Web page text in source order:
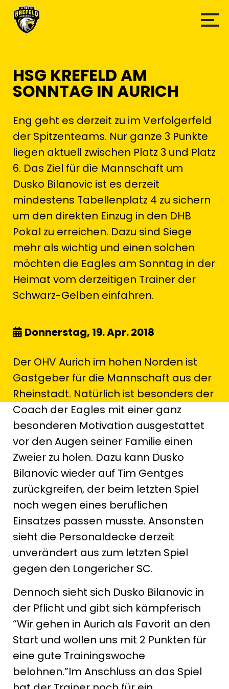
HSG KREFELD AM
SONNTAG IN AURICH
Eng geht es derzeit zu im Verfolgerfeld
der Spitzenteams. Nur ganze 3 Punkte
liegen aktuell zwischen Platz 3 und Platz
6. Das Ziel für die Mannschaft um
Dusko Bilanovic ist es derzeit
mindestens Tabellenplatz 4 zu sichern
um den direkten Einzug in den DHB
Pokal zu erreichen. Dazu sind Siege
mehr als wichtig und einen solchen
möchten die Eagles am Sonntag in der
Heimat vom derzeitigen Trainer der
Schwarz-Gelben einfahren.
Donnerstag, 19. Apr. 2018
Der OHV Aurich im hohen Norden ist
Gastgeber für die Mannschaft aus der
Rheinstadt. Natürlich ist besonders der
Coach der Eagles mit einer ganz
besonderen Motivation ausgestattet
vor den Augen seiner Familie einen
Zweier zu holen. Dazu kann Dusko
Bilanovic wieder auf Tim Gentges
zurückgreifen, der beim letzten Spiel
noch wegen eines beruflichen
Einsatzes passen musste. Ansonsten
sieht die Personaldecke derzeit
unverändert aus zum letzten Spiel
gegen den Longericher SC.
Dennoch sieht sich Dusko Bilanovic in
der Pflicht und gibt sich kämpferisch
“Wir gehen in Aurich als Favorit an den
Start und wollen uns mit 2 Punkten für
eine gute Trainingswoche
belohnen.”Im Anschluss an das Spiel